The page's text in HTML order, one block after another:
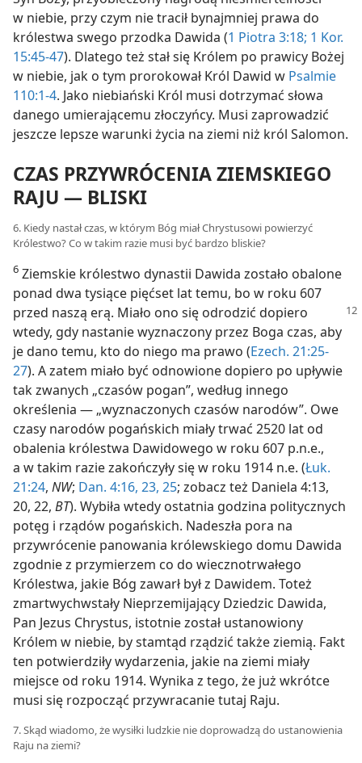
w niebie, przy czym nie tracił bynajmniej prawa do
królestwa swego przodka Dawida (1 Piotra 3:18; 1 Kor.
15:45-47). Dlatego też stał się Królem po prawicy Bożej
w niebie, jak o tym prorokował Król Dawid w Psalmie
110:1-4. Jako niebiański Król musi dotrzymać słowa
danego umierającemu złoczyńcy. Musi zaprowadzić
jeszcze lepsze warunki życia na ziemi niż król Salomon.
CZAS PRZYWRÓCENIA ZIEMSKIEGO
RAJU — BLISKI
6. Kiedy nastał czas, w którym Bóg miał Chrystusowi powierzyć
Królestwo? Co w takim razie musi być bardzo bliskie?
6 Ziemskie królestwo dynastii Dawida zostało obalone
ponad dwa tysiące pięćset lat temu, bo w roku 607
przed naszą erą. Miało ono się odrodzić dopiero
wtedy, gdy nastanie wyznaczony przez Boga czas, aby
je dano temu, kto do niego ma prawo (Ezech. 21:25-
27). A zatem miało być odnowione dopiero po upływie
tak zwanych „czasów pogan”, według innego
określenia — „wyznaczonych czasów narodów”. Owe
czasy narodów pogańskich miały trwać 2520 lat od
obalenia królestwa Dawidowego w roku 607 p.n.e.,
a w takim razie zakończyły się w roku 1914 n.e. (Łuk.
21:24, NW; Dan. 4:16, 23, 25; zobacz też Daniela 4:13,
20, 22, BT). Wybiła wtedy ostatnia godzina politycznych
potęg i rządów pogańskich. Nadeszła pora na
przywrócenie panowania królewskiego domu Dawida
zgodnie z przymierzem co do wiecznotrwałego
Królestwa, jakie Bóg zawarł był z Dawidem. Toteż
zmartwychwstały Nieprzemijający Dziedzic Dawida,
Pan Jezus Chrystus, istotnie został ustanowiony
Królem w niebie, by stamtąd rządzić także ziemią. Fakt
ten potwierdziły wydarzenia, jakie na ziemi miały
miejsce od roku 1914. Wynika z tego, że już wkrótce
musi się rozpocząć przywracanie tutaj Raju.
7. Skąd wiadomo, że wysiłki ludzkie nie doprowadzą do ustanowienia
Raju na ziemi?